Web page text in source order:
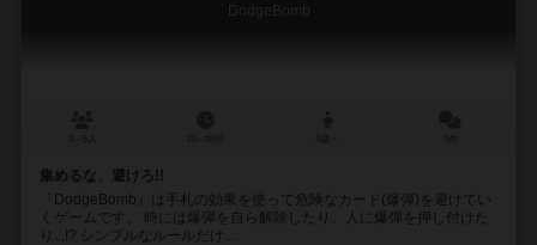
DodgeBomb
集めるな、避けろ!!
『DodgeBomb』は手札の効果を使って危険なカード(爆弾)を避けてい
くゲームです。 時には爆弾を自ら解除したり、人に爆弾を押し付けた
り...!? シンプルなルールだけ...